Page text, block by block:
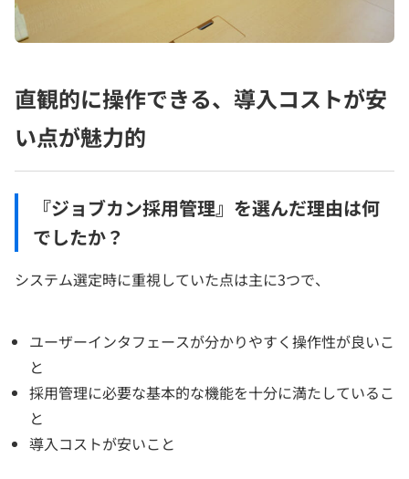
直観的に操作できる、導入コストが安
い点が魅力的
『ジョブカン採用管理』を選んだ理由は何
でしたか？
システム選定時に重視していた点は主に3つで、
ユーザーインタフェースが分かりやすく操作性が良いこ
と
採用管理に必要な基本的な機能を十分に満たしているこ
と
導入コストが安いこと